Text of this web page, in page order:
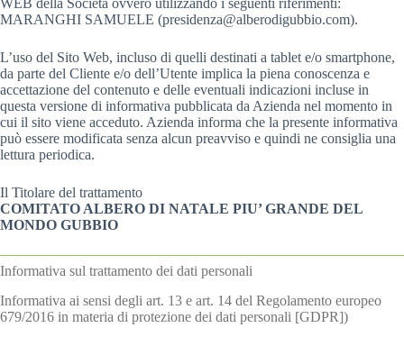
WEB della Società ovvero utilizzando i seguenti riferimenti:
MARANGHI SAMUELE (presidenza@alberodigubbio.com).
L’uso del Sito Web, incluso di quelli destinati a tablet e/o smartphone,
da parte del Cliente e/o dell’Utente implica la piena conoscenza e
accettazione del contenuto e delle eventuali indicazioni incluse in
questa versione di informativa pubblicata da Azienda nel momento in
cui il sito viene acceduto. Azienda informa che la presente informativa
può essere modificata senza alcun preavviso e quindi ne consiglia una
lettura periodica.
Il Titolare del trattamento
COMITATO ALBERO DI NATALE PIU’ GRANDE DEL
MONDO GUBBIO
Informativa sul trattamento dei dati personali
Informativa ai sensi degli art. 13 e art. 14 del Regolamento europeo
679/2016 in materia di protezione dei dati personali [GDPR])